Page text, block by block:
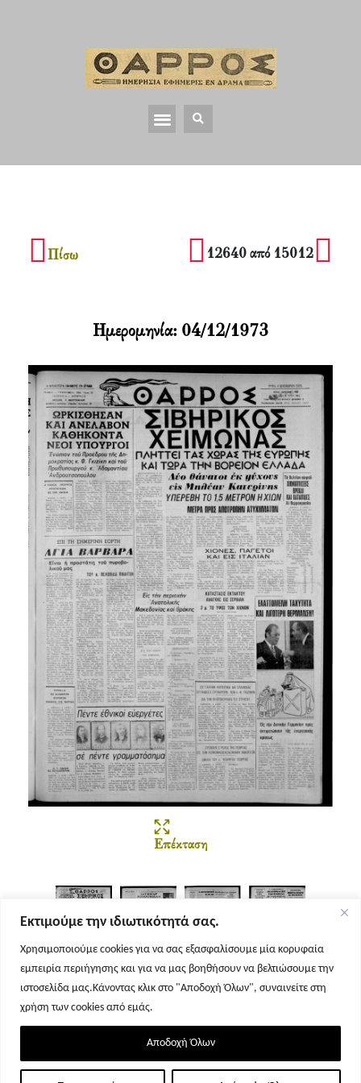
Εκτιμούμε την ιδιωτικότητά σας.
Χρησιμοποιούμε cookies για να σας εξασφαλίσουμε μία κορυφαία
εμπειρία περιήγησης και για να μας βοηθήσουν να βελτιώσουμε την
ιστοσελίδα μας.Κάνοντας κλικ στο "Αποδοχή Όλων", συναινείτε στη
χρήση των cookies από εμάς.
Αποδοχή Όλων
Πίσω 12640 από 15012
Επέκταση
Σελίδα 1 Σελίδα 2 Σελίδα 3 Σελίδα 4
Ημερομηνία: 04/12/1973